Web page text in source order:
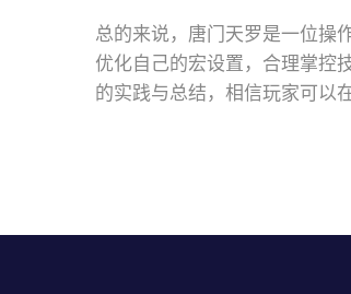
总的来说，唐门天罗是一位操
优化自己的宏设置，合理掌控
的实践与总结，相信玩家可以